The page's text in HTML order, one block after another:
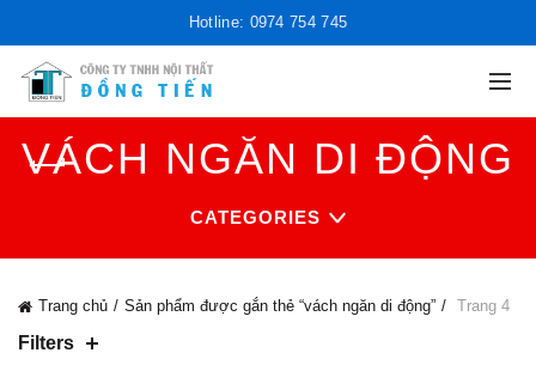
Hotline: 0974 754 745
VÁCH NGĂN DI ĐỘNG
CATEGORIES
Trang chủ Sản phẩm được gắn thẻ “vách ngăn di động” Trang 4
Filters